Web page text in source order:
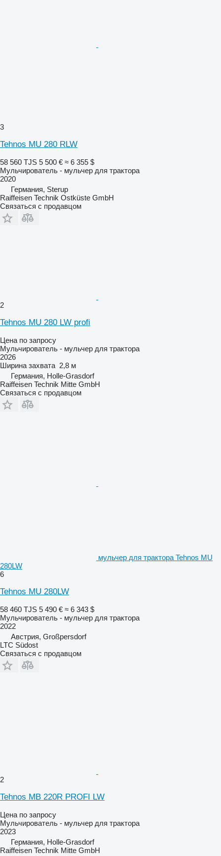
3
Tehnos MU 280 RLW
58 560 TJS 5 500 € ≈ 6 355 $
Мульчирователь - мульчер для трактора
2020
Германия, Sterup
Raiffeisen Technik Ostküste GmbH
Связаться с продавцом
2
Tehnos MU 280 LW profi
Цена по запросу
Мульчирователь - мульчер для трактора
2026
Ширина захвата 2,8 м
Германия, Holle-Grasdorf
Raiffeisen Technik Mitte GmbH
Связаться с продавцом
мульчер для трактора Tehnos MU
280LW
6
Tehnos MU 280LW
58 460 TJS 5 490 € ≈ 6 343 $
Мульчирователь - мульчер для трактора
2022
Австрия, Großpersdorf
LTC Südost
Связаться с продавцом
2
Tehnos MB 220R PROFI LW
Цена по запросу
Мульчирователь - мульчер для трактора
2023
Германия, Holle-Grasdorf
Raiffeisen Technik Mitte GmbH